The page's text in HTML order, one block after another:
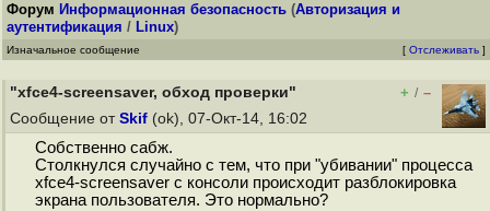
Форум Информационная безопасность (Авторизация и
аутентификация / Linux)
Изначальное сообщение [ Отслеживать ]
"xfce4-screensaver, обход проверки" + / –
Сообщение от Skif (ok), 07-Окт-14, 16:02
Собственно сабж.
Столкнулся случайно с тем, что при "убивании" процесса
xfce4-screensaver с консоли происходит разблокировка
экрана пользователя. Это нормально?